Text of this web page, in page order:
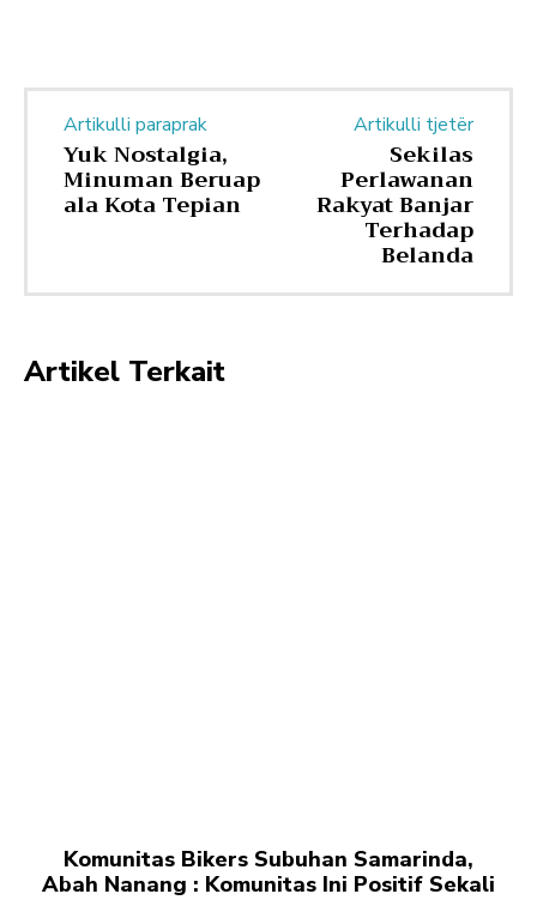
Artikulli paraprak
Yuk Nostalgia,
Minuman Beruap
ala Kota Tepian
Artikulli tjetër
Sekilas
Perlawanan
Rakyat Banjar
Terhadap
Belanda
Artikel Terkait
Komunitas Bikers Subuhan Samarinda,
Abah Nanang : Komunitas Ini Positif Sekali